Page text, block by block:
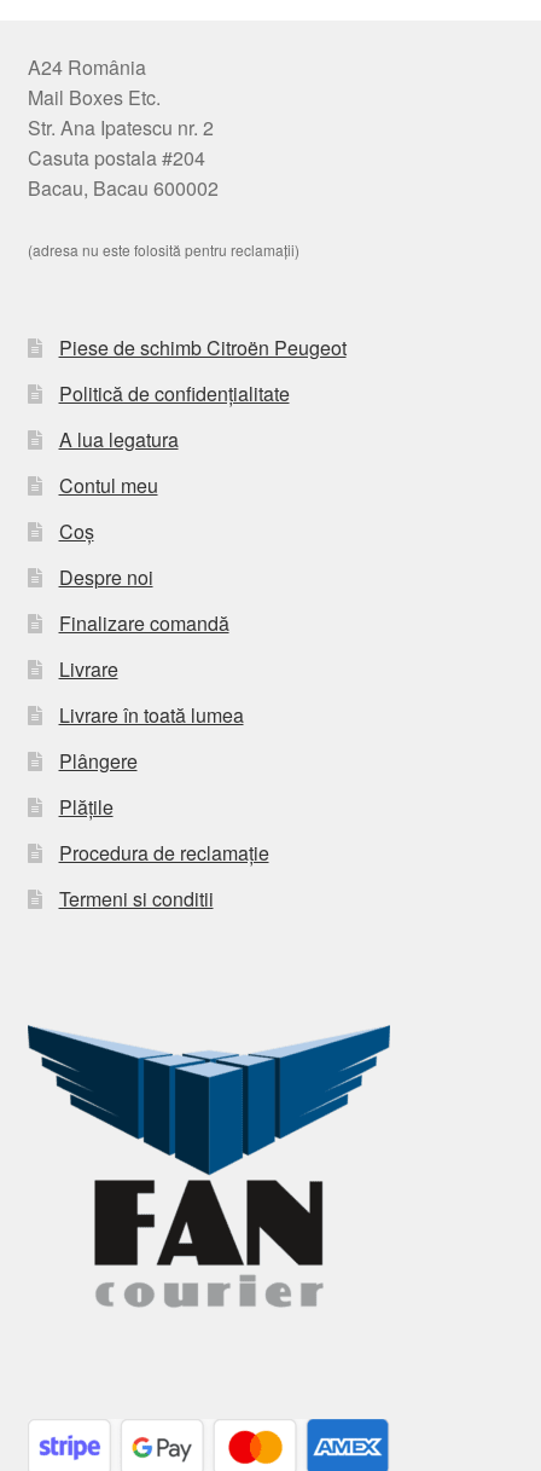
A24 România
Mail Boxes Etc.
Str. Ana Ipatescu nr. 2
Casuta postala #204
Bacau, Bacau 600002
(adresa nu este folosită pentru reclamații)
Piese de schimb Citroën Peugeot
Politică de confidențialitate
A lua legatura
Contul meu
Coș
Despre noi
Finalizare comandă
Livrare
Livrare în toată lumea
Plângere
Plățile
Procedura de reclamație
Termeni si conditii